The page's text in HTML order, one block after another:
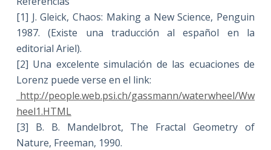
[1] J. Gleick, Chaos: Making a New Science, Penguin
1987. (Existe una traducción al español en la
editorial Ariel).
[2] Una excelente simulación de las ecuaciones de
Lorenz puede verse en el link:
http://people.web.psi.ch/gassmann/waterwheel/Ww
heel1.HTML
[3] B. B. Mandelbrot, The Fractal Geometry of
Nature, Freeman, 1990.